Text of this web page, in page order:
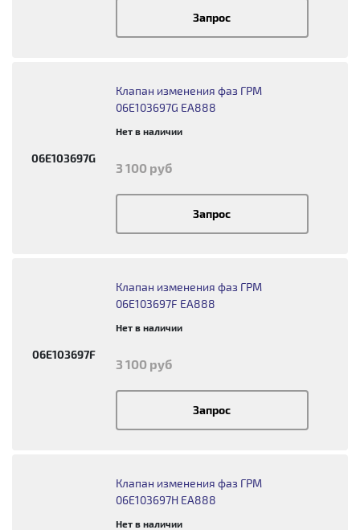
Запрос
06E103697G
Клапан изменения фаз ГРМ
06E103697G EA888
Нет в наличии
3 100 руб
Запрос
06E103697F
Клапан изменения фаз ГРМ
06E103697F EA888
Нет в наличии
3 100 руб
Запрос
Клапан изменения фаз ГРМ
06E103697H EA888
Нет в наличии